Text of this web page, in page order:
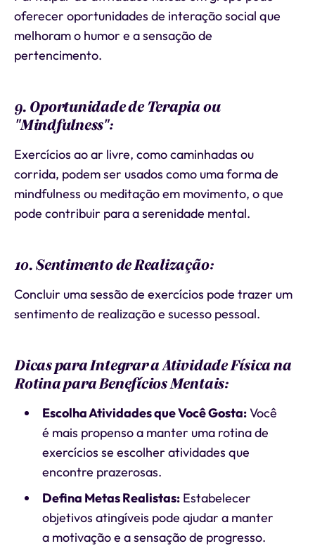
oferecer oportunidades de interação social que
melhoram o humor e a sensação de
pertencimento.
9. Oportunidade de Terapia ou
"Mindfulness":
Exercícios ao ar livre, como caminhadas ou
corrida, podem ser usados como uma forma de
mindfulness ou meditação em movimento, o que
pode contribuir para a serenidade mental.
10. Sentimento de Realização:
Concluir uma sessão de exercícios pode trazer um
sentimento de realização e sucesso pessoal.
Dicas para Integrar a Atividade Física na
Rotina para Benefícios Mentais:
Escolha Atividades que Você Gosta:Você
é mais propenso a manter uma rotina de
exercícios se escolher atividades que
encontre prazerosas.
Defina Metas Realistas:Estabelecer
objetivos atingíveis pode ajudar a manter
a motivação e a sensação de progresso.